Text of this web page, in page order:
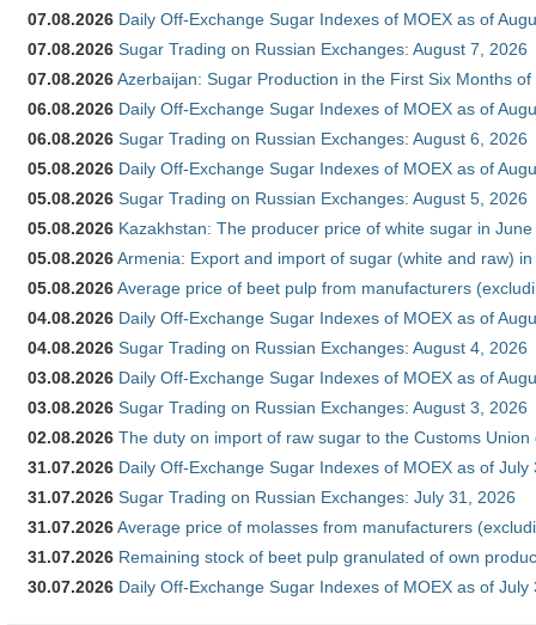
07.08.2026 Daily Off-Exchange Sugar Indexes of MOEX as of
07.08.2026 Sugar Trading on Russian Exchanges: August 7, 2026
07.08.2026Azerbaijan: Sugar Production in the First Six Months of
06.08.2026 Daily Off-Exchange Sugar Indexes of MOEX as of
06.08.2026 Sugar Trading on Russian Exchanges: August 6, 2026
05.08.2026 Daily Off-Exchange Sugar Indexes of MOEX as of
05.08.2026 Sugar Trading on Russian Exchanges: August 5, 2026
05.08.2026 Kazakhstan: The producer price of white sugar in
05.08.2026Armenia: Export and import of sugar (white and raw)
05.08.2026Average price of beet pulp from manufacturers
04.08.2026 Daily Off-Exchange Sugar Indexes of MOEX as of
04.08.2026 Sugar Trading on Russian Exchanges: August 4, 2026
03.08.2026 Daily Off-Exchange Sugar Indexes of MOEX as of
03.08.2026 Sugar Trading on Russian Exchanges: August 3, 2026
02.08.2026 The duty on import of raw sugar to the Customs
31.07.2026 Daily Off-Exchange Sugar Indexes of MOEX as of July
31.07.2026 Sugar Trading on Russian Exchanges: July 31, 2026
31.07.2026Average price of molasses from manufacturers
31.07.2026 Remaining stock of beet pulp granulated of own
30.07.2026 Daily Off-Exchange Sugar Indexes of MOEX as of July